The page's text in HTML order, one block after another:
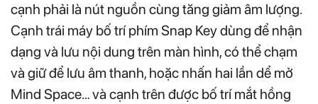
cạnh phải là nút nguồn cùng tăng giảm âm lượng.
Cạnh trái máy bố trí phím Snap Key dùng để nhận
dạng và lưu nội dung trên màn hình, có thể chạm
và giữ để lưu âm thanh, hoặc nhấn hai lần dể mở
Mind Space… và cạnh trên được bố trí mắt hồng